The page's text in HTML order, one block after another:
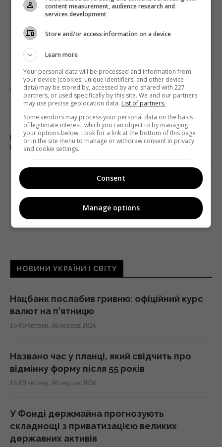
Пишемо з любов'ю
!
Підпишіться ще раз, якщо не отримуєте від нас листи
Предоставлено SendPulse
загрузка...
Попередня стаття
НОВИЙ КАНАЛ ГОТУЄ ДРУГИЙ СЕЗОН ТРЕВЕЛ-
ШОУ «LЕ МАРШРУТКА»
Наступна стаття
ТСН ЗАПУСКАЄ СПЕЦПРОЄКТ «УКРАЇНА ALL
INCLUSIVE»
НОВИНИ УКРАЇНИ І СВІТУ
Нацбанк послабив гривню: офіційний курс
валют на п’ятницю
16:00 четвер, 06 серпня 2026
Названо час у планці, який свідчить про
відмінну форму після 55 років
16:00 четвер, 06 серпня 2026
У Фонді держмайна прогнозують
складнощі з приватизацією великих
державних активів
content measurement, audience research and
services development
Store and/or access information on a device
Learn more
Your personal data will be processed and information from
your device (cookies, unique identifiers, and other device
data) may be stored by, accessed by and shared with 227
partners, or used specifically by this site. We and our partners
may use precise geolocation data. List of partners.
Some vendors may process your personal data on the basis
of legitimate interest, which you can object to by managing
your options below. Look for a link at the bottom of this page
or in the site menu to manage or withdraw consent in privacy
and cookie settings.
Consent
Manage options